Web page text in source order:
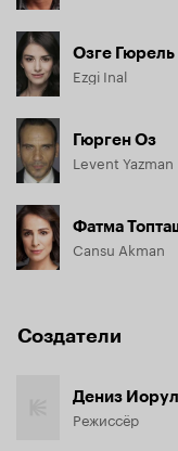
Озге Гюрель
Ezgi Inal
Гюрген Оз
Levent Yazman
Фатма
Cansu Akman
Создатели
Дениз
Режиссёр